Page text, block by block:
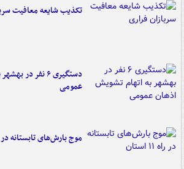
تکذیب شایعه معافیت
دستگیری ۶ نفر
عمومی
موج بارش‌های تابستانه در راه ۱۱